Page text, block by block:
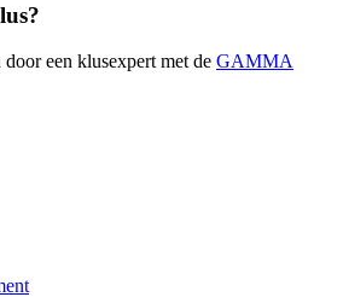
een klusexpert met de GAMMA